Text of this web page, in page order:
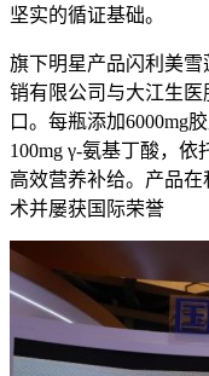
坚实的循证基础。
旗下明星产品闪利美
销有限公司与大江生
口。每瓶添加6000mg
100mg γ-氨基丁酸，
高效营养补给。产品
术并屡获国际荣誉